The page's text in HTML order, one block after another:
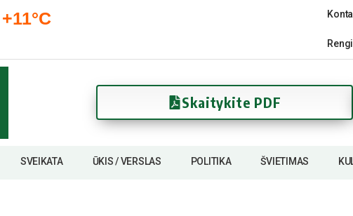
+11°C
Skaitykite PDF
SVEIKATA ŪKIS / VERSLAS POLITIKA ŠVIETIMAS